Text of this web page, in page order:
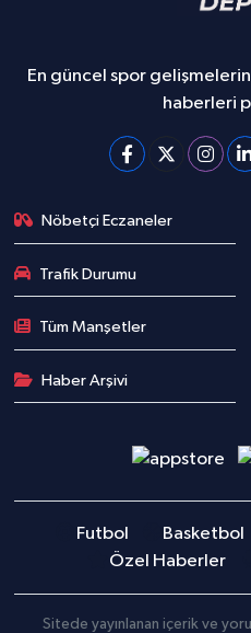
En güncel spor
haberleri
Nöbetçi Eczaneler
Trafik Durumu
Tüm Manşetler
Haber Arşivi
Futbol Basketbol
Özel Haberler
Sitede yayınlanan içerik ve